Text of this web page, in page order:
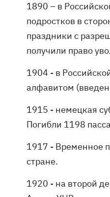
1890 – в
подростков в
праздники с
получили право
1904 - в
алфавитом
1915 - немецкая
Погибли 1198
1917 - Временное
стране.
1920 - на второй